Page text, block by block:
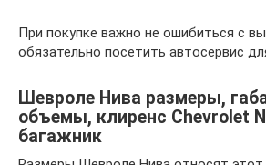
При покупке важно не ошибиться с
обязательно посетить автосервис
Шевроле Нива размеры,
объемы, клиренс Chevrolet
багажник